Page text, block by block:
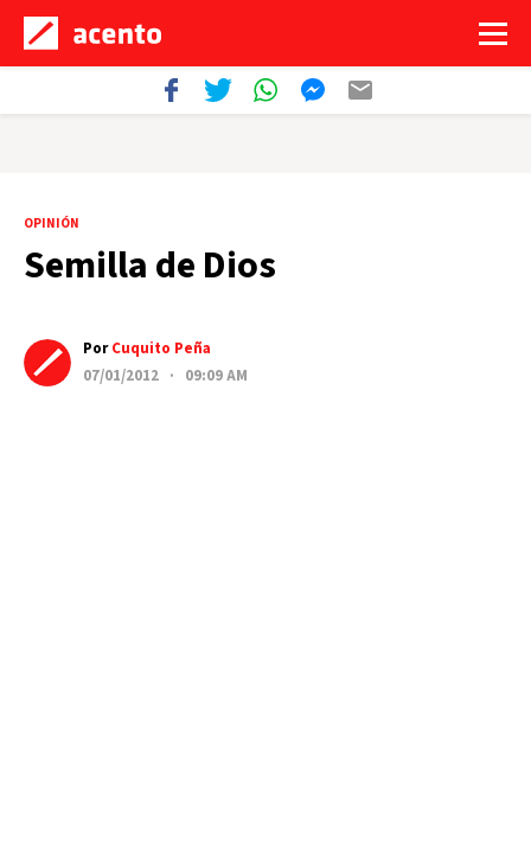
OPINIÓN
Semilla de Dios
PorCuquito Peña
07/01/2012 · 09:09 AM